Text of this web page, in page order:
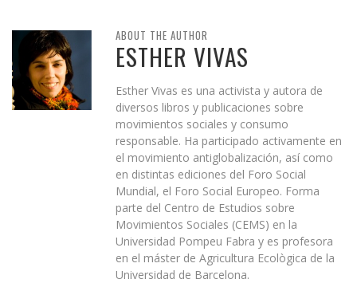
ABOUT THE AUTHOR
ESTHER VIVAS
Esther Vivas es una activista y autora de
diversos libros y publicaciones sobre
movimientos sociales y consumo
responsable. Ha participado activamente en
el movimiento antiglobalización, así como
en distintas ediciones del Foro Social
Mundial, el Foro Social Europeo. Forma
parte del Centro de Estudios sobre
Movimientos Sociales (CEMS) en la
Universidad Pompeu Fabra y es profesora
en el máster de Agricultura Ecològica de la
Universidad de Barcelona.